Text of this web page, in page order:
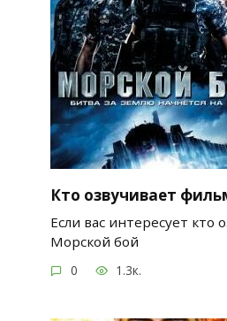
Кто озвучивает
Если вас интересует кто
Морской бой
0 1.3к.